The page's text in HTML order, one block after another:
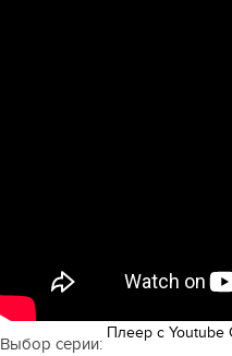
Выбор серии: